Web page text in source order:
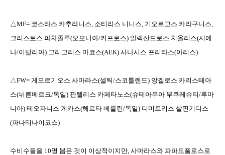
△MF= 코스타스 카추라니스, 소티리스 니니스, 기오르고스 카라구니스,
크리스토스 파차졸루(오모니아/키프로스) 알렉산드로스 치올리스(시에
나/이탈리아) 그리고리스 마코스(AEK) 사나시스 프리타스(아리스)
△FW= 게오르기오스 사마라스(셀틱/스코틀랜드) 앙겔로스 카리스테아
스(뉘른베르크/독일) 판텔리스 카페타노스(슈테아우아 부쿠레슈티/루마
니아) 테오파니스 게카스(헤르타 베를린/독일) 디미트리스 살핀기디스
(파나티나이코스)
수비수들을 10명 뽑은 것이 이상적이지만, 사마라스와 파파도풀로스로